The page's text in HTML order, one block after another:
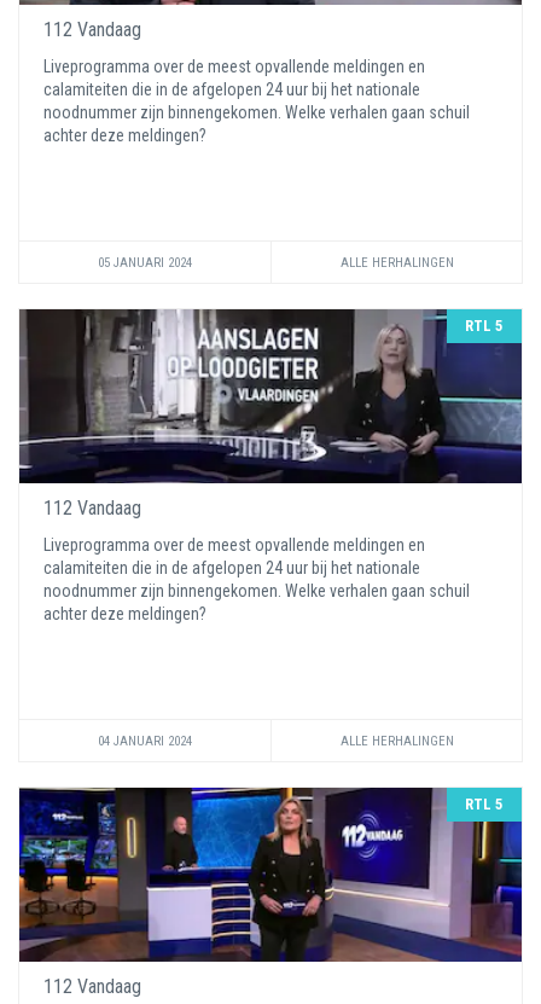
112 Vandaag
Liveprogramma over de meest opvallende meldingen en
calamiteiten die in de afgelopen 24 uur bij het nationale
noodnummer zijn binnengekomen. Welke verhalen gaan schuil
achter deze meldingen?
05 JANUARI 2024 ALLE HERHALINGEN
RTL 5
112 Vandaag
Liveprogramma over de meest opvallende meldingen en
calamiteiten die in de afgelopen 24 uur bij het nationale
noodnummer zijn binnengekomen. Welke verhalen gaan schuil
achter deze meldingen?
04 JANUARI 2024 ALLE HERHALINGEN
RTL 5
112 Vandaag